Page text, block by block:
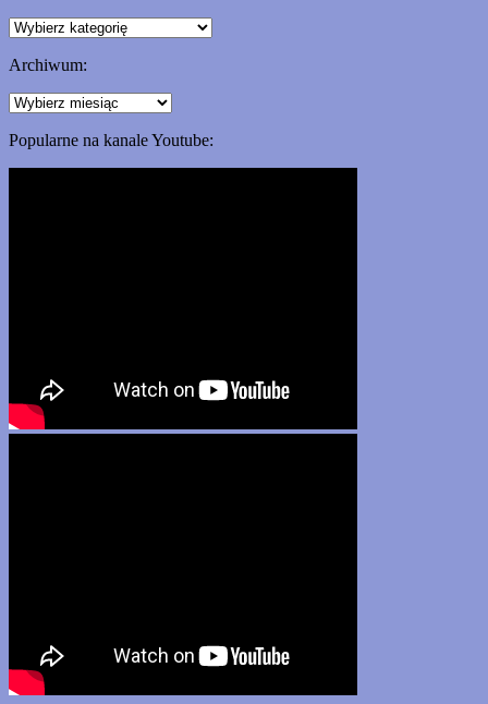
Szukaj
kategorii:
Archiwum:
Archiwum:
Popularne na kanale Youtube: